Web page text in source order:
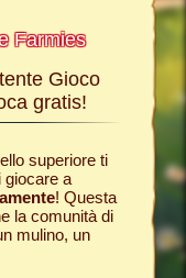
Farmies
Gioco
gratis!
superiore ti
giocare a
! Questa
la comunità di
mulino, un
Tutto
nella
Per
nella
Come